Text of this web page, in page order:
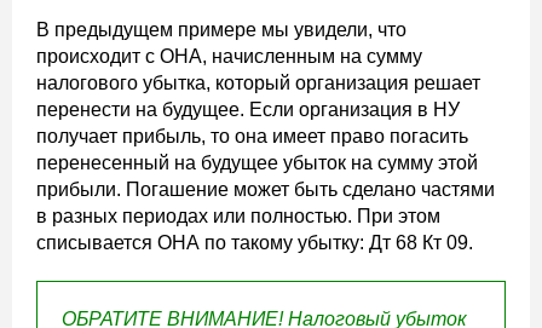
В предыдущем примере мы увидели, что
происходит с ОНА, начисленным на сумму
налогового убытка, который организация решает
перенести на будущее. Если организация в НУ
получает прибыль, то она имеет право погасить
перенесенный на будущее убыток на сумму этой
прибыли. Погашение может быть сделано частями
в разных периодах или полностью. При этом
списывается ОНА по такому убытку: Дт 68 Кт 09.
ОБРАТИТЕ ВНИМАНИЕ!Налоговый убыток